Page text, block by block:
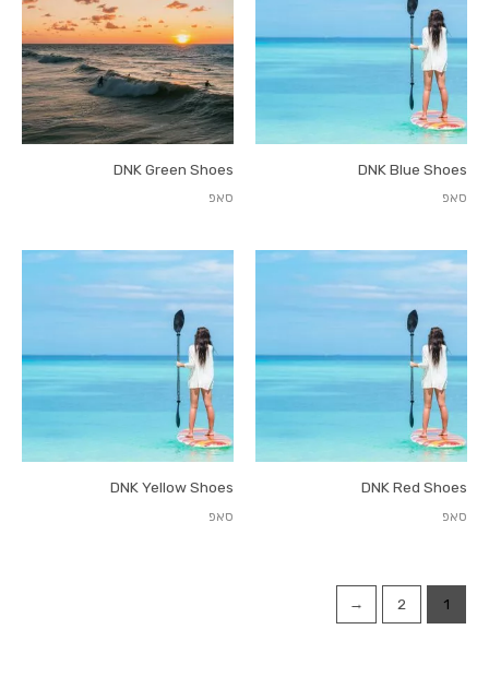
DNK Blue Shoes
סאפ
DNK Green Shoes
סאפ
DNK Red Shoes
סאפ
DNK Yellow Shoes
סאפ
1
2
←